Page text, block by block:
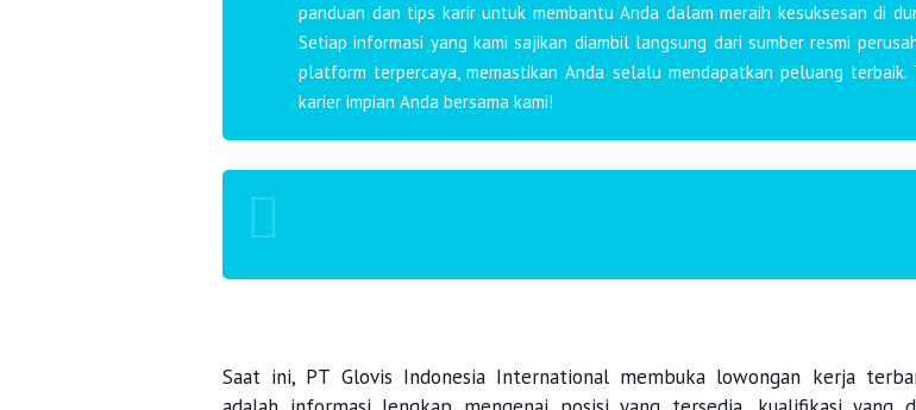
panduan dan tips karir untuk membantu Anda dalam meraih kesuksesan di
Setiap informasi yang kami sajikan diambil langsung dari sumber resmi
platform terpercaya, memastikan Anda selalu mendapatkan peluang terbaik.
karier impian Anda bersama kami!
Saat ini, PT Glovis Indonesia International membuka lowongan kerja